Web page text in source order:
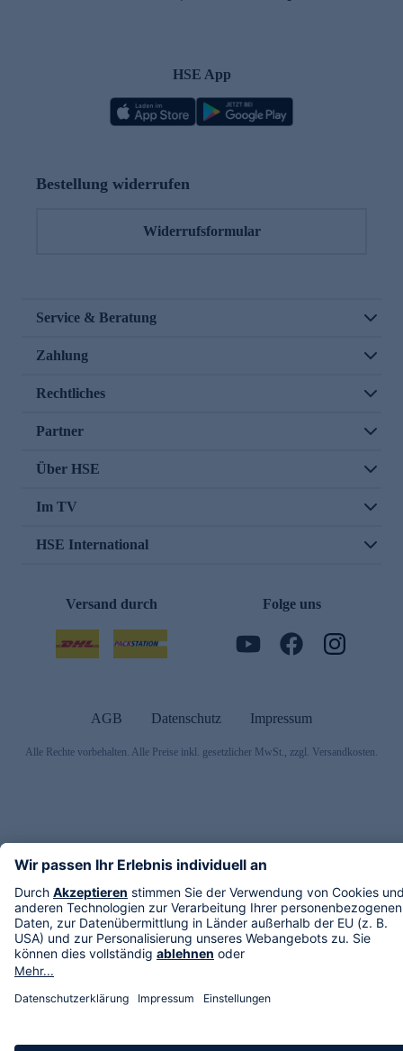
HSE App
Bestellung widerrufen
Widerrufsformular
Service & Beratung
Zahlung
Rechtliches
Partner
Über HSE
Im TV
HSE International
Versand durch Folge uns
AGB Datenschutz Impressum
Alle Rechte vorbehalten. Alle Preise inkl. gesetzlicher MwSt., zzgl. Versandkosten.